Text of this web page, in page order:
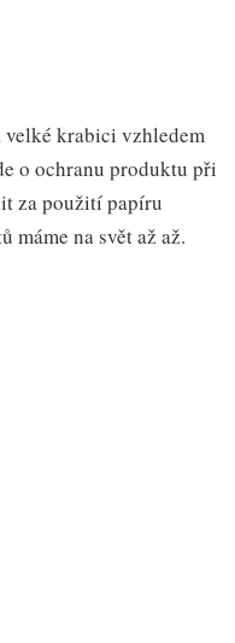
krabici vzhledem
o ochranu produktu při
za použití papíru
máme na svět až až.